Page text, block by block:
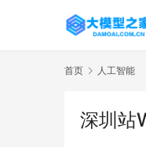
首页 人工智能
深圳站